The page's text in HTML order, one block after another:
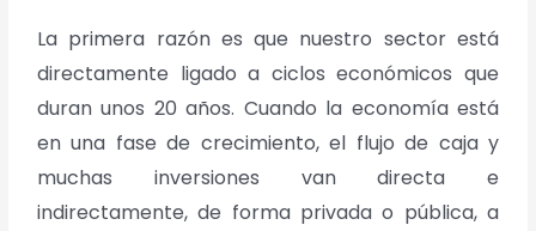
La primera razón es que nuestro sector está
directamente ligado a ciclos económicos que
duran unos 20 años. Cuando la economía está
en una fase de crecimiento, el flujo de caja y
muchas inversiones van directa e
indirectamente, de forma privada o pública, a